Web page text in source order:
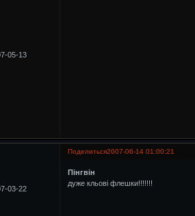
05-13
Поделиться2007-06-14 01:00:21
03-22
Пінгвін
дуже кльові флешки!!!!!!!